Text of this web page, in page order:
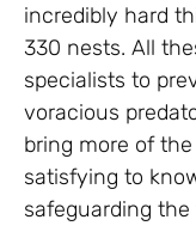
incredibly hard
330 nests. All
specialists to
voracious
bring more of
satisfying to
safeguarding